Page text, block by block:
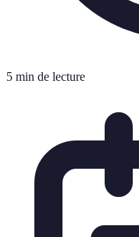
5 min de lecture